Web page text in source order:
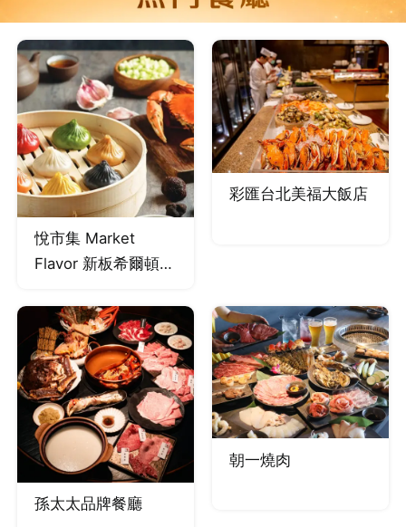
悅市集 Market
Flavor 新板希爾頓酒
彩匯台北美福大飯店
孫太太品牌餐廳
朝一燒肉